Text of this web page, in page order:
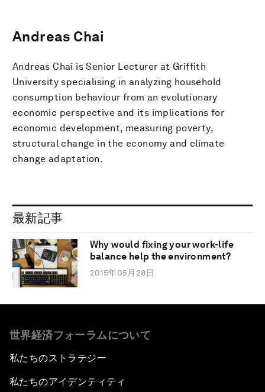
Andreas Chai
Andreas Chai is Senior Lecturer at Griffith
University specialising in analyzing household
consumption behaviour from an evolutionary
economic perspective and its implications for
economic development, measuring poverty,
structural change in the economy and climate
change adaptation.
最新記事
Why would fixing your work-life
balance help the environment?
2015年05月28日
世界経済フォーラムについて
私たちのストラテジー
私たちのアイデンティティ